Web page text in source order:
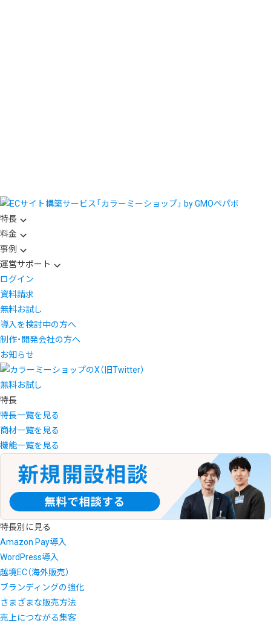
特長
料金
事例
運営サポート
ログイン
資料請求
無料お試し
導入を検討中の方へ
制作・開発会社の方へ
お知らせ
無料お試し
特長
特長一覧を見る
商材一覧を見る
機能一覧を見る
特長別に見る
Amazon Pay導入
WordPress導入
越境EC（海外販売）
ブランディングの強化
さまざまな販売方法
売上につながる集客